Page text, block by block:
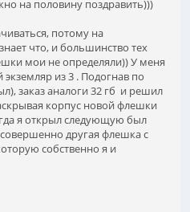
на половину поздравить)))
потому на
что, и большинство тех
мои не определяли)) У меня
из 3 . Подогнав по
заказ аналоги 32 гб и решил
корпус новой флешки
я открыл следующую был
другая флешка с
собственно я и